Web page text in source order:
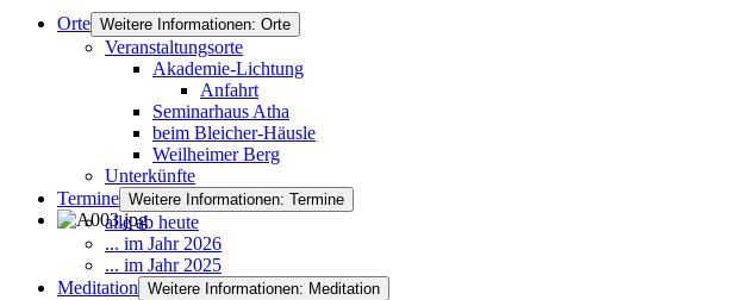
Orte Weitere Informationen: Orte
Veranstaltungsorte
Akademie-Lichtung
Anfahrt
Seminarhaus Atha
beim Bleicher-Häusle
Weilheimer Berg
Unterkünfte
Termine Weitere Informationen: Termine
alle ab heute
... im Jahr 2026
... im Jahr 2025
Meditation Weitere Informationen: Meditation